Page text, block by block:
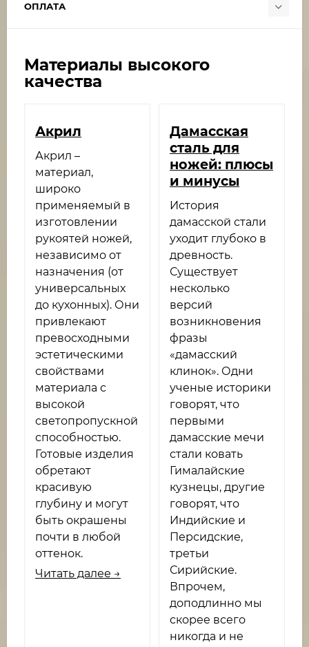
ОПЛАТА
Материалы высокого
качества
Акрил
Акрил –
материал,
широко
применяемый в
изготовлении
рукоятей ножей,
независимо от
назначения (от
универсальных
до кухонных). Они
привлекают
превосходными
эстетическими
свойствами
материала с
высокой
светопропускной
способностью.
Готовые изделия
обретают
красивую
глубину и могут
быть окрашены
почти в любой
оттенок.
Читать далее →
Дамасская
сталь для
ножей: плюсы
и минусы
История
дамасской стали
уходит глубоко в
древность.
Существует
несколько
версий
возникновения
фразы
«дамасский
клинок». Одни
ученые историки
говорят, что
первыми
дамасские мечи
стали ковать
Гималайские
кузнецы, другие
говорят, что
Индийские и
Персидские,
третьи
Сирийские.
Впрочем,
доподлинно мы
скорее всего
никогда и не